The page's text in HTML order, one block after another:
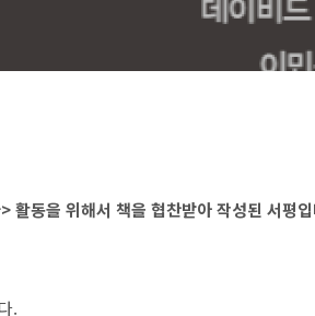
활동을 위해서 책을 협찬받아 작성된 서평
.